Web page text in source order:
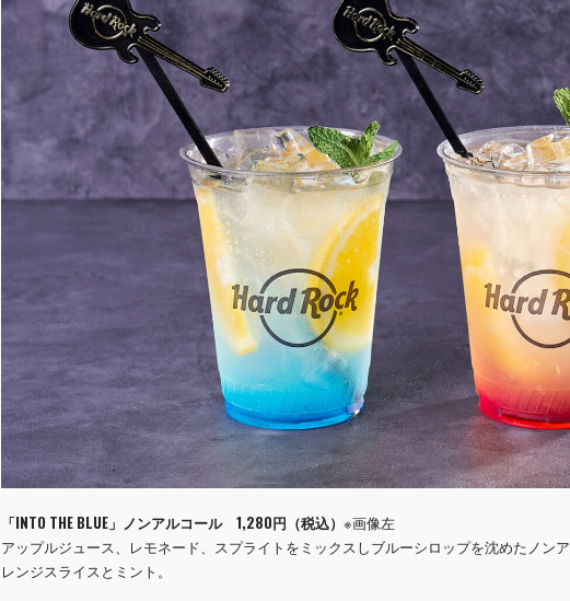
「INTO THE BLUE」ノンアルコール 1,280円（税込）※画像左
アップルジュース、レモネード、スプライトをミックスしブルーシロップを沈めたノン
レンジスライスとミント。